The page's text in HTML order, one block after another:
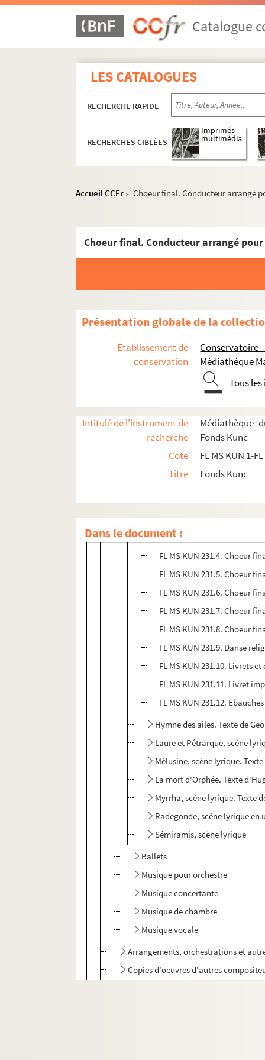
Catalogue
LES CATALOGUES
RECHERCHE RAPIDE
RECHERCHES CIBLÉES
Imprimés
multimédia
Accueil CCFr > Choeur final. Conducteur arrangé
Choeur final. Conducteur arrangé
Présentation globale de la
Etablissement de
conservation
Médiathèque
Tous
Intitulé de l'instrument de
recherche
Médiathèque
Fonds Kunc
Cote
FL MS KUN 1-
Titre
Fonds Kunc
Dans le document :
Aloys Kunc
Oeuvres musicales
Compositions d'Aymé Kunc
Musique lyrique
Alcyone, scène lyrique.
Cinthia
Cléopâtre, scène lyrique
FL MS KUN 230. Endymion,
Les Esclaves, tragédie lyrique
FL MS KUN 231.3.
FL MS KUN 231.4. Choeur
FL MS KUN 231.5. Choeur
FL MS KUN 231.6. Choeur
FL MS KUN 231.7. Choeur
FL MS KUN 231.8. Choeur
FL MS KUN 231.9. Danse
FL MS KUN 231.10. Livrets
FL MS KUN 231.11. Livret
FL MS KUN 231.12.
Hymne des ailes. Texte de
Laure et Pétrarque, scène
Mélusine, scène lyrique.
La mort d'Orphée. Texte
Myrrha, scène lyrique. Texte
Radegonde, scène lyrique en
Sémiramis, scène lyrique
Ballets
Musique pour orchestre
Musique concertante
Musique de chambre
Musique vocale
Arrangements, orchestrations et
Copies d'oeuvres d'autres